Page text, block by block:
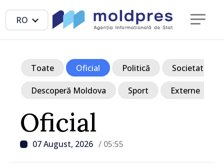
RO
Oficial
07 August, 2026 / 05:55
Toate Oficial Politică Societate
Descoperă Moldova Sport Externe